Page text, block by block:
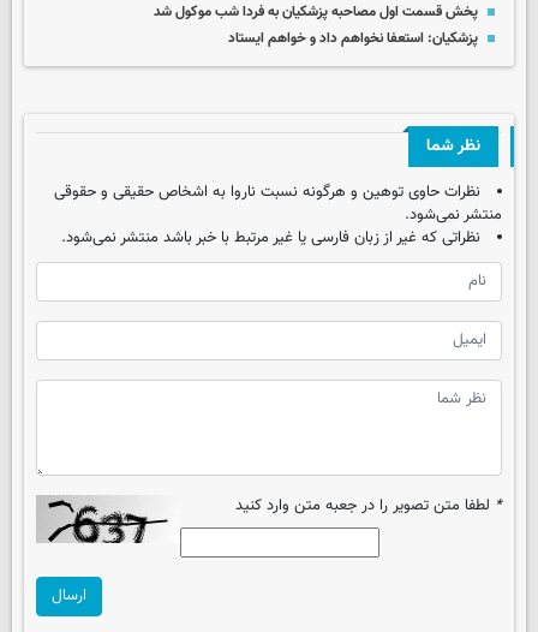
پخش قسمت اول مصاحبه پزشکیان به فردا شب موکول شد
پزشکیان: استعفا نخواهم داد و خواهم ایستاد
نظر شما
نظرات حاوی توهین و هرگونه نسبت ناروا به اشخاص حقیقی و حقوقی
منتشر نمی‌شود.
نظراتی که غیر از زبان فارسی یا غیر مرتبط با خبر باشد منتشر نمی‌شود.
* لطفا متن تصویر را در جعبه متن وارد کنید
ارسال